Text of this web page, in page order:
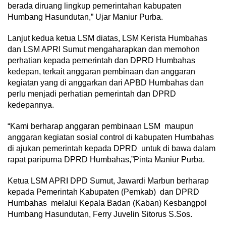
berada diruang lingkup pemerintahan kabupaten
Humbang Hasundutan,” Ujar Maniur Purba.
Lanjut kedua ketua LSM diatas, LSM Kerista Humbahas
dan LSM APRI Sumut mengaharapkan dan memohon
perhatian kepada pemerintah dan DPRD Humbahas
kedepan, terkait anggaran pembinaan dan anggaran
kegiatan yang di anggarkan dari APBD Humbahas dan
perlu menjadi perhatian pemerintah dan DPRD
kedepannya.
“Kami berharap anggaran pembinaan LSM maupun
anggaran kegiatan sosial control di kabupaten Humbahas
di ajukan pemerintah kepada DPRD untuk di bawa dalam
rapat paripurna DPRD Humbahas,”Pinta Maniur Purba.
Ketua LSM APRI DPD Sumut, Jawardi Marbun berharap
kepada Pemerintah Kabupaten (Pemkab) dan DPRD
Humbahas melalui Kepala Badan (Kaban) Kesbangpol
Humbang Hasundutan, Ferry Juvelin Sitorus S.Sos.